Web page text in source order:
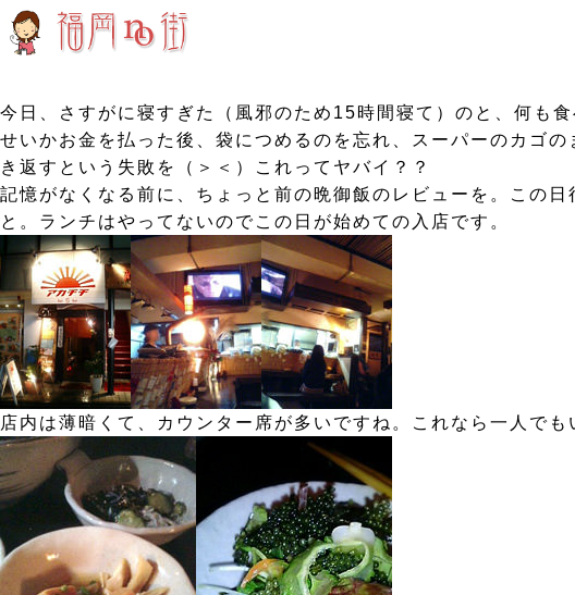
今日、さすがに寝すぎた（風邪のため15時間寝て）のと、何も
せいかお金を払った後、袋につめるのを忘れ、スーパーのカゴ
き返すという失敗を（＞＜）これってヤバイ？？
記憶がなくなる前に、ちょっと前の晩御飯のレビューを。この
と。ランチはやってないのでこの日が始めての入店です。
店内は薄暗くて、カウンター席が多いですね。これなら一人でも